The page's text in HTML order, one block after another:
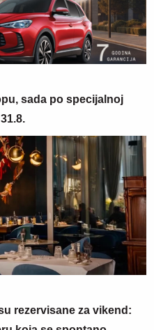
sada po specijalnoj
rezervisane za vikend: